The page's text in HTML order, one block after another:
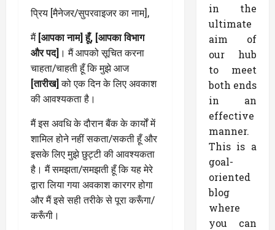
प्रिय [मैनेजर/सुपरवाइजर का नाम],
मैं[आपका नाम] हूँ, [आपका विभाग
और पद] । मैं आपको सूचित करना
चाहता/चाहती हूँ कि मुझे आज
[तारीख]को एक दिन के लिए अवकाश
की आवश्यकता है।
मैं इस अवधि के दौरान बैंक के कार्यों में
शामिल होने नहीं सकता/सकती हूँ और
इसके लिए मुझे छुट्टी की आवश्यकता
है। मैं समझता/समझती हूँ कि यह मेरे
द्वारा लिया गया अवकाश कारगर होगा
और मैं इसे सही तरीके से पूरा करूँगा/
करूँगी।
in the
ultimate
aim of
our hub
to meet
both ends
in an
effective
manner.
This is a
goal-
oriented
blog
where
you can